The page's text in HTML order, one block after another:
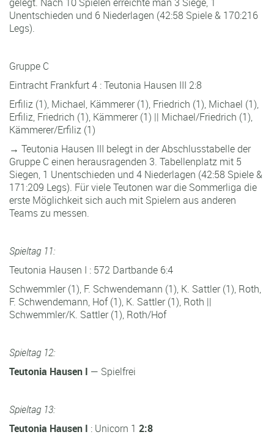
Unentschieden und 6 Niederlagen (42:58 Spiele & 170:216
Legs).
Gruppe C
Eintracht Frankfurt 4 : Teutonia Hausen III 2:8
Erfiliz (1), Michael, Kämmerer (1), Friedrich (1), Michael (1),
Erfiliz, Friedrich (1), Kämmerer (1) || Michael/Friedrich (1),
Kämmerer/Erfiliz (1)
→ Teutonia Hausen III belegt in der Abschlusstabelle der
Gruppe C einen herausragenden 3. Tabellenplatz mit 5
Siegen, 1 Unentschieden und 4 Niederlagen (42:58 Spiele &
171:209 Legs). Für viele Teutonen war die Sommerliga die
erste Möglichkeit sich auch mit Spielern aus anderen
Teams zu messen.
Spieltag 11:
Teutonia Hausen I : 572 Dartbande 6:4
Schwemmler (1), F. Schwendemann (1), K. Sattler (1), Roth,
F. Schwendemann, Hof (1), K. Sattler (1), Roth ||
Schwemmler/K. Sattler (1), Roth/Hof
Spieltag 12:
Teutonia Hausen I — Spielfrei
Spieltag 13:
Teutonia Hausen I : Unicorn 1 2:8